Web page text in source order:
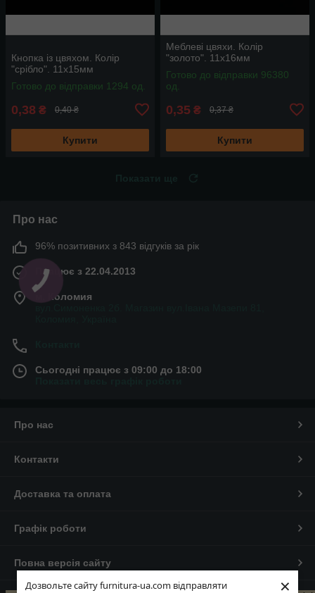
Дозвольте сайту furnitura-ua.com відправляти
×
Кнопка із цвяхом. Колір
"срібло". 11х15мм
Готово до відправки 1294 од.
0,38 ₴ 0,40 ₴
Купити
Меблеві цвяхи. Колір
"золото". 11х16мм
Готово до відправки 96380
од.
0,35 ₴ 0,37 ₴
Купити
Про нас
96% позитивних з 843 відгуків за рік
Працює з 22.04.2013
м. Коломия
Сьогодні працює з 09:00 до 18:00
Про нас
Контакти
Доставка та оплата
Графік роботи
Повна версія сайту